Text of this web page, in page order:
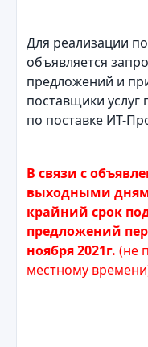
Для реализации
объявляется
предложений и
поставщики услуг
по поставке ИТ-
В связи с
выходными
крайний срок
предложений
ноября 2021г. (не
местному